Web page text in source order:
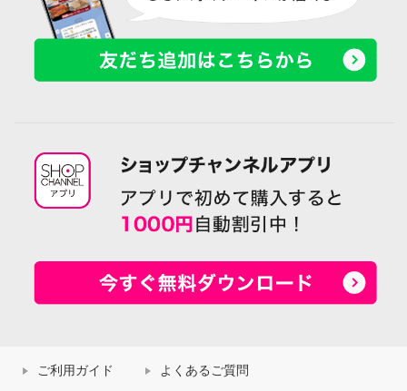
ご利用ガイド よくあるご質問